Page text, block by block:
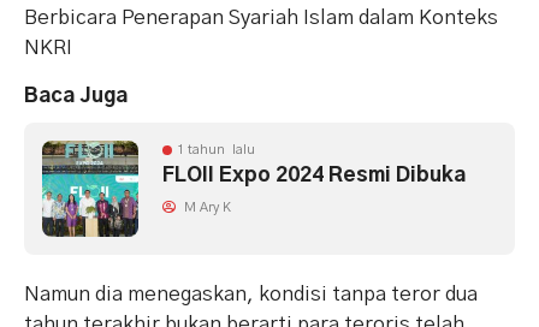
Berbicara Penerapan Syariah Islam dalam Konteks
NKRI
Baca Juga
1 tahun lalu
FLOII Expo 2024 Resmi Dibuka
M Ary K
Namun dia menegaskan, kondisi tanpa teror dua